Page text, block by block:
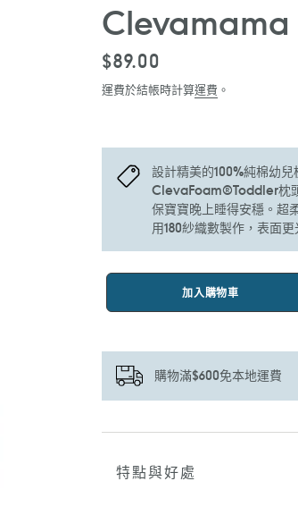
Clevamama
定
價
$89.00
運費於結帳時計算運費 。
設計精美的100%純棉幼
ClevaFoam®Toddler枕
保寶寶晚上睡得安穩。超
用180紗織數製作，表面
加入購物車
購物滿$600免本地運費
正
特點與好處